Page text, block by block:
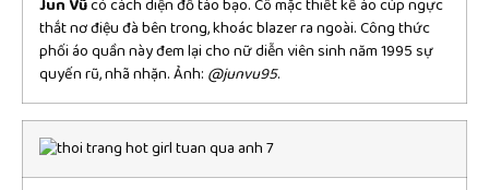
Jun Vũcó cách diện đồ táo bạo. Cô mặc thiết kế áo cúp ngực
thắt nơ điệu đà bên trong, khoác blazer ra ngoài. Công thức
phối áo quần này đem lại cho nữ diễn viên sinh năm 1995 sự
quyến rũ, nhã nhặn. Ảnh: @junvu95.